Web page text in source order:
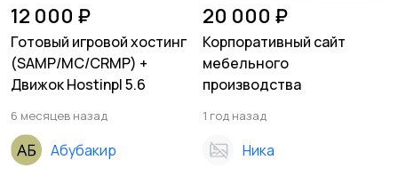
12 000 ₽
Готовый игровой хостинг
(SAMP/MC/CRMP) +
Движок Hostinpl 5.6
6 месяцев назад
Абубакир
20 000 ₽
Корпоративный сайт
мебельного
производства
1 год назад
Ника